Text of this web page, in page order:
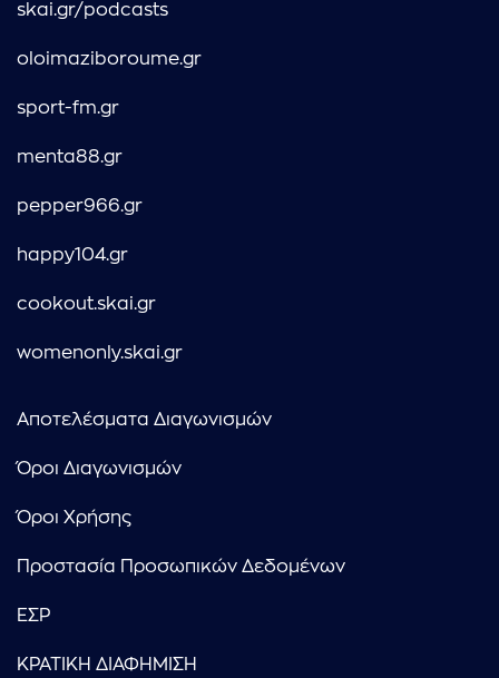
skai.gr/podcasts
oloimaziboroume.gr
sport-fm.gr
menta88.gr
pepper966.gr
happy104.gr
cookout.skai.gr
womenonly.skai.gr
Αποτελέσματα Διαγωνισμών
Όροι Διαγωνισμών
Όροι Χρήσης
Προστασία Προσωπικών Δεδομένων
ΕΣΡ
ΚΡΑΤΙΚΗ ΔΙΑΦΗΜΙΣΗ